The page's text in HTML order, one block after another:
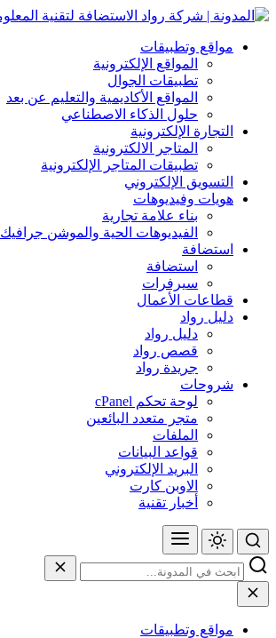
مواقع وتطبيقات
المواقع الإلكترونية
تطبيقات الجوال
المواقع الأكاديمية والتعليم عن بعد
حلول الذكاء الاصطناعي
التجارة الإلكترونية
المتاجر الالكترونية
تطبيقات المتاجر الإلكترونية
التسويق الإلكتروني
هويات وفيديوهات
بناء علامة تجارية
الفيديوهات الحية والموشن جرافيك
استضافة
استضافة
سيرفرات
قطاعات الأعمال
دليل رواد
دليل رواد
قصص رواد
جريدة رواد
شروحات
لوحة تحكم cPanel
متجر متعدد البائعين
الملفات
قواعد البيانات
البريد الإلكتروني
الاوبن كارت
أخبار تقنية
مواقع وتطبيقات